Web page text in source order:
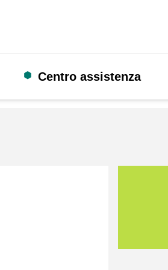
Centro assistenza